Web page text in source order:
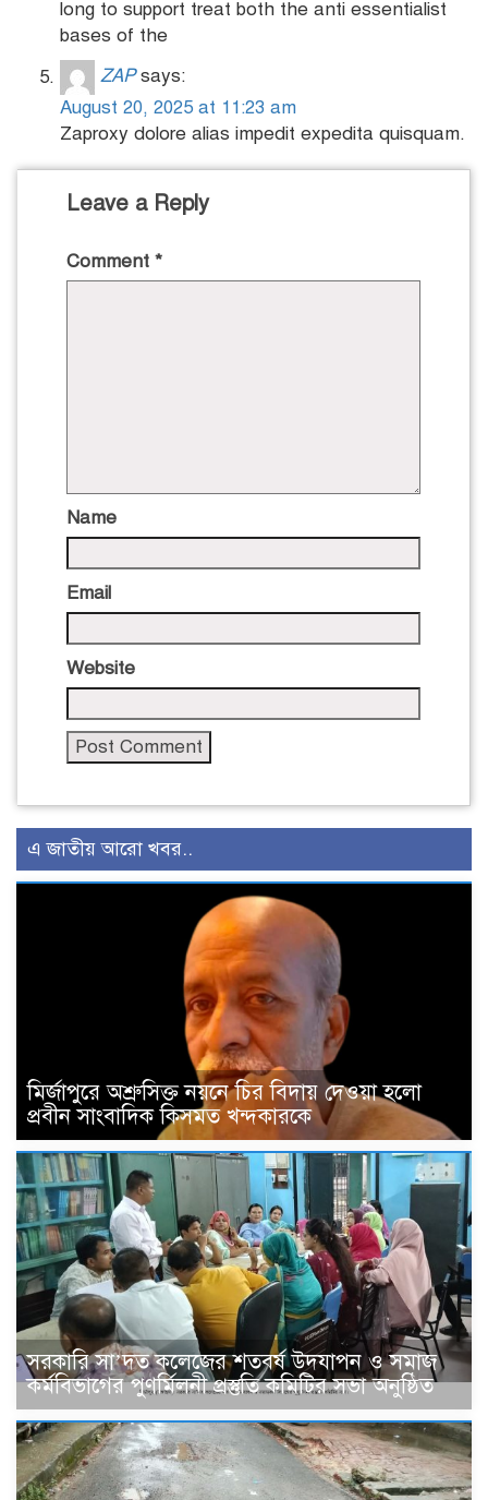
long to support treat both the anti essentialist
bases of the
ZAP says:
August 20, 2025 at 11:23 am
Zaproxy dolore alias impedit expedita quisquam.
Leave a Reply
Comment *
Name
Email
Website
এ জাতীয় আরো খবর..
মির্জাপুরে অশ্রুসিক্ত নয়নে চির বিদায় দেওয়া হলো
প্রবীন সাংবাদিক কিসমত খন্দকারকে
সরকারি সা’দত কলেজের শতবর্ষ উদযাপন ও সমাজ
কর্মবিভাগের পুণর্মিলনী প্রস্তুতি কমিটির সভা অনুষ্ঠিত